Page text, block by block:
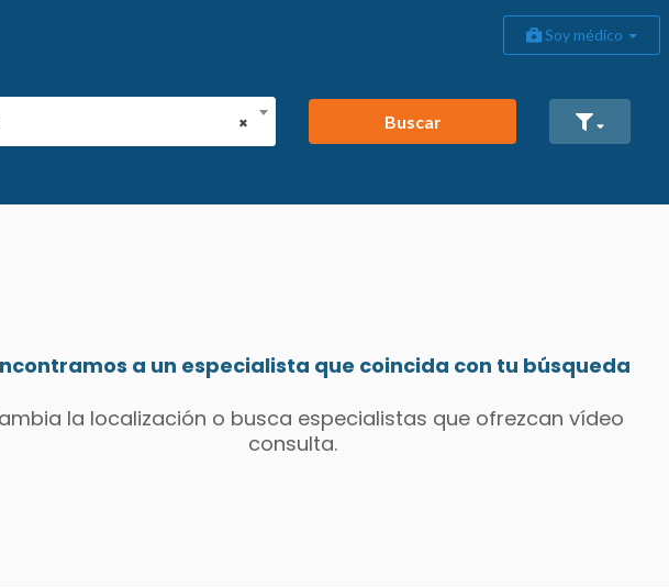
Soy médico
×
Buscar
a un especialista que coincida con tu búsqueda
la localización o busca especialistas que ofrezcan vídeo
consulta.